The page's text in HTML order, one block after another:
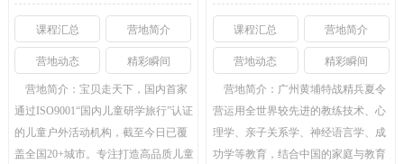
课程汇总 营地简介
营地动态 精彩瞬间
营地简介：宝贝走天下，国内首家
通过ISO9001“国内儿童研学旅行”认证
的儿童户外活动机构，截至今日已覆
盖全国20+城市。专注打造高品质儿童
课程汇总 营地简介
营地动态 精彩瞬间
营地简介： 广州黄埔特战精兵夏令
营运用全世界较先进的教练技术、心
理学、亲子关系学、神经语言学、成
功学等教育，结合中国的家庭与教育